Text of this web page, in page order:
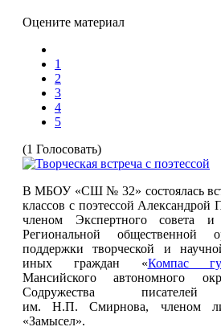
Оцените материал
1
2
3
4
5
(1 Голосовать)
В МБОУ «СШ № 32» состоялась
классов с поэтессой Александрой
членом Экспертного совета
Региональной общественной
поддержки творческой и
иных граждан «Компас
Мансийского автономного
Содружества писателей
им. Н.П. Смирнова, членом
«Замысел».